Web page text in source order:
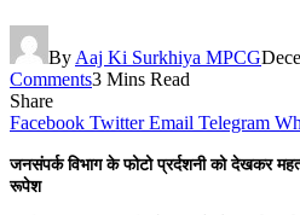
By Aaj Ki Surkhiya MPCG
Comments3 Mins Read
Share
Facebook Twitter Email Telegram
जनसंपर्क विभाग के फोटो प्रर्दशनी को देखकर
रूपेश